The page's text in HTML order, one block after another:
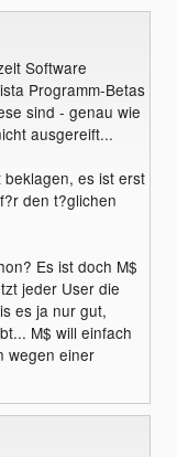
Software
Programm-Betas
sind - genau wie
ausgereift...
es ist erst
den t?glichen
Es ist doch M$
jeder User die
es ja nur gut,
M$ will einfach
wegen einer